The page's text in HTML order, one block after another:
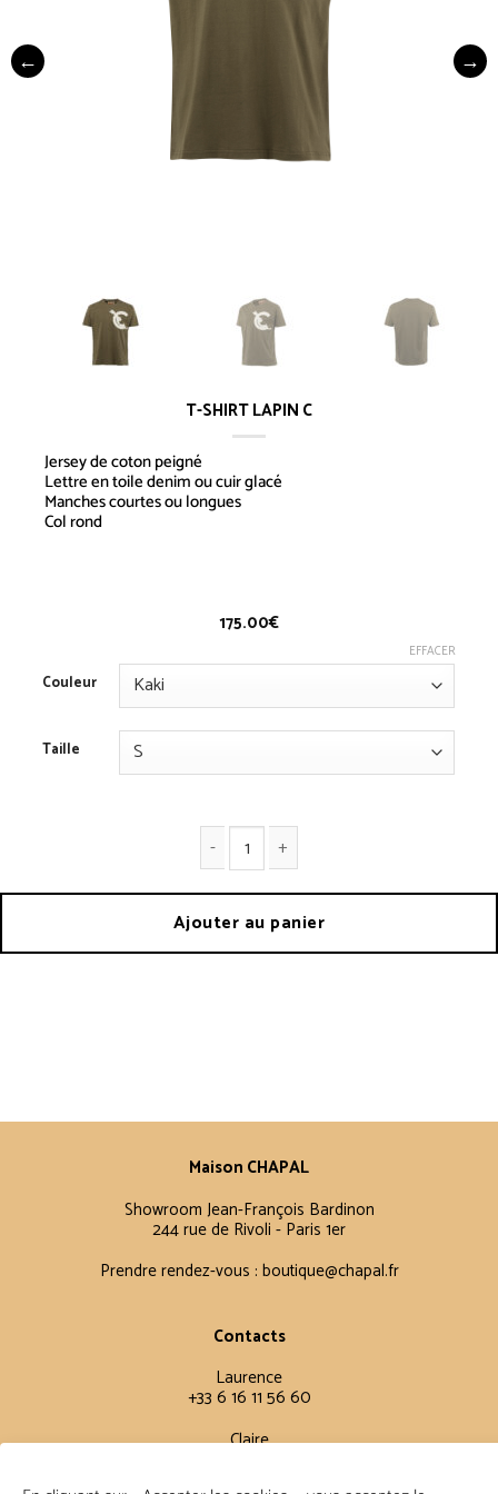
T-SHIRT LAPIN C
Jersey de coton peigné
Lettre en toile denim ou cuir glacé
Manches courtes ou longues
Col rond
175.00€
Couleur
Taille
EFFACER
Ajouter au panier
Maison CHAPAL
Showroom Jean-François Bardinon
244 rue de Rivoli - Paris 1er
Prendre rendez-vous : boutique@chapal.fr
Contacts
Laurence
+33 6 16 11 56 60
Claire